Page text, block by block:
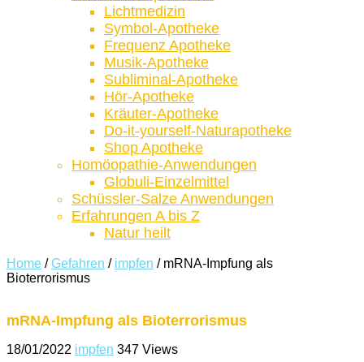
Lichtmedizin
Symbol-Apotheke
Frequenz Apotheke
Musik-Apotheke
Subliminal-Apotheke
Hör-Apotheke
Kräuter-Apotheke
Do-it-yourself-Naturapotheke
Shop Apotheke
Homöopathie-Anwendungen
Globuli-Einzelmittel
Schüssler-Salze Anwendungen
Erfahrungen A bis Z
Natur heilt
Home / Gefahren / impfen / mRNA-Impfung als
Bioterrorismus
mRNA-Impfung als Bioterrorismus
18/01/2022 impfen 347 Views